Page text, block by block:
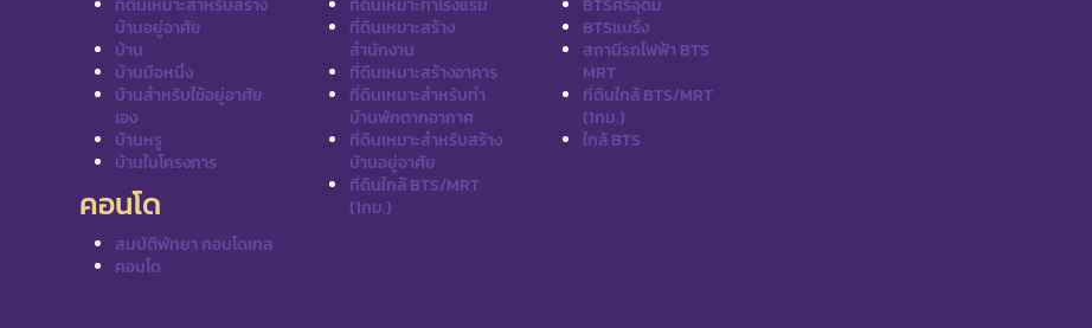
บ้านอยู่อาศัย
บ้าน
บ้านมือหนึ่ง
บ้านสำหรับใช้อยู่อาศัย
เอง
บ้านหรู
บ้านในโครงการ
คอนโด
สมบัติพัทยา คอนโดเทล
คอนโด
ที่ดินเหมาะสร้าง
สำนักงาน
ที่ดินเหมาะสร้างอาคาร
ที่ดินเหมาะสำหรับทำ
บ้านพักตากอากาศ
ที่ดินเหมาะสำหรับสร้าง
บ้านอยู่อาศัย
ที่ดินใกล้ BTS/MRT
(1กม.)
BTSแบริ่ง
สถานีรถไฟฟ้า BTS
MRT
ที่ดินใกล้ BTS/MRT
(1กม.)
ใกล้ BTS